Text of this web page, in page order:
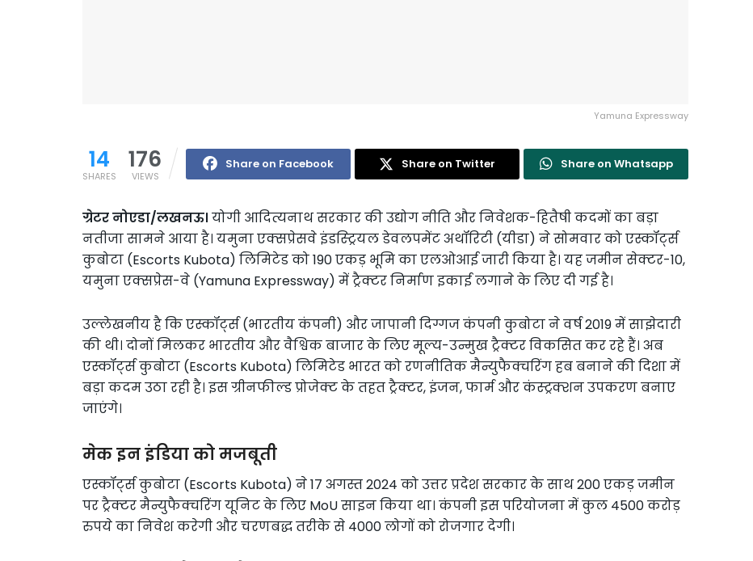
Yamuna Expressway
14
SHARES
176
VIEWS
Share on Facebook Share on Twitter Share on Whatsapp
ग्रेटर नोएडा/लखनऊ। योगी आदित्यनाथ सरकार की उद्योग नीति और निवेशक-हितैषी कदमों का बड़ा
नतीजा सामने आया है। यमुना एक्सप्रेसवे इंडस्ट्रियल डेवलपमेंट अथॉरिटी (यीडा) ने सोमवार को एस्कॉर्ट्स
कुबोटा (Escorts Kubota) लिमिटेड को 190 एकड़ भूमि का एलओआई जारी किया है। यह जमीन सेक्टर-10,
यमुना एक्सप्रेस-वे (Yamuna Expressway) में ट्रैक्टर निर्माण इकाई लगाने के लिए दी गई है।
उल्लेखनीय है कि एस्कॉर्ट्स (भारतीय कंपनी) और जापानी दिग्गज कंपनी कुबोटा ने वर्ष 2019 में साझेदारी
की थी। दोनों मिलकर भारतीय और वैश्विक बाजार के लिए मूल्य-उन्मुख ट्रैक्टर विकसित कर रहे हैं। अब
एस्कॉर्ट्स कुबोटा (Escorts Kubota) लिमिटेड भारत को रणनीतिक मैन्युफैक्चरिंग हब बनाने की दिशा में
बड़ा कदम उठा रही है। इस ग्रीनफील्ड प्रोजेक्ट के तहत ट्रैक्टर, इंजन, फार्म और कंस्ट्रक्शन उपकरण बनाए
जाएंगे।
मेक इन इंडिया को मजबूती
एस्कॉर्ट्स कुबोटा (Escorts Kubota) ने 17 अगस्त 2024 को उत्तर प्रदेश सरकार के साथ 200 एकड़ जमीन
पर ट्रैक्टर मैन्युफैक्चरिंग यूनिट के लिए MoU साइन किया था। कंपनी इस परियोजना में कुल 4500 करोड़
रुपये का निवेश करेगी और चरणबद्ध तरीके से 4000 लोगों को रोजगार देगी।